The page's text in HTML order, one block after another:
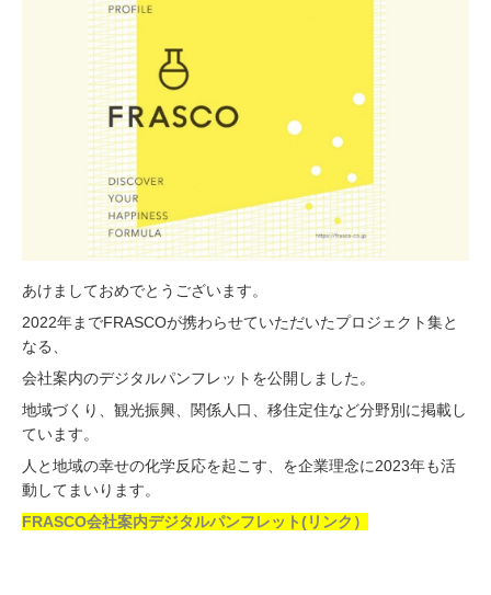
あけましておめでとうございます。
2022年までFRASCOが携わらせていただいたプロジェクト集と
なる、
会社案内のデジタルパンフレットを公開しました。
地域づくり、観光振興、関係人口、移住定住など分野別に掲載し
ています。
人と地域の幸せの化学反応を起こす、を企業理念に2023年も活
動してまいります。
FRASCO会社案内デジタルパンフレット(リンク）